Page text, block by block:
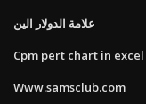
علامة الدولار الين
Cpm pert chart in excel
Www.samsclub.com